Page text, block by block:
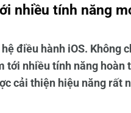
nhiều tính năng
điều hành iOS. Không
tới nhiều tính năng hoàn
cải thiện hiệu năng rất